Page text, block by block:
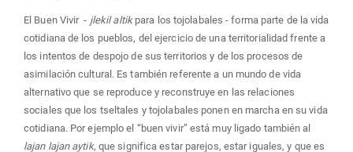
principal
El Buen Vivir - jlekil altikpara los tojolabales - forma parte de la vida
cotidiana de los pueblos, del ejercicio de una territorialidad frente a
los intentos de despojo de sus territorios y de los procesos de
asimilación cultural. Es también referente a un mundo de vida
alternativo que se reproduce y reconstruye en las relaciones
sociales que los tseltales y tojolabales ponen en marcha en su vida
cotidiana. Por ejemplo el “buen vivir” está muy ligado también al
lajan lajan aytik, que significa estar parejos, estar iguales, y que es